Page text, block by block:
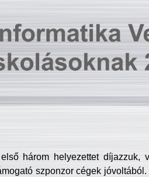
három helyezettet
szponzor cégek